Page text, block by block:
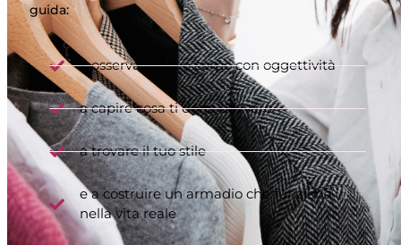
guida:
a osservare il tuo corpo con oggettività
a capire cosa ti dona davvero
a trovare il tuo stile
e a costruire un armadio che funziona
nella vita reale